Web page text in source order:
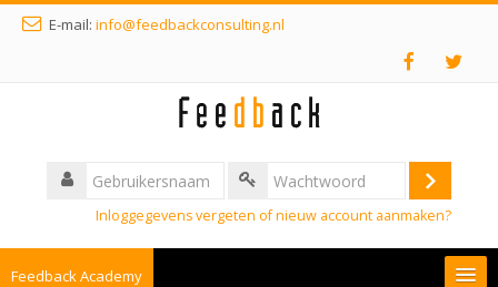
E-mail: info@feedbackconsulting.nl
Inloggegevens vergeten of nieuw account aanmaken?
Feedback Academy